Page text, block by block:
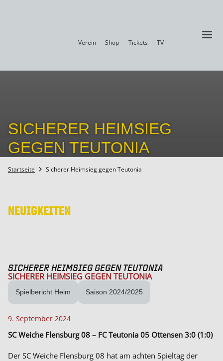
Verein Shop Tickets TV a
SICHERER HEIMSIEG
GEGEN TEUTONIA
Startseite  Sicherer Heimsieg gegen Teutonia
NEUIGKEITEN
SICHERER HEIMSIEG GEGEN TEUTONIA
SICHERER HEIMSIEG GEGEN TEUTONIA
Spielbericht Heim Saison 2024/2025
9. September 2024
SC Weiche Flensburg 08 – FC Teutonia 05 Ottensen 3:0 (1:0)
Der SC Weiche Flensburg 08 hat am achten Spieltag der